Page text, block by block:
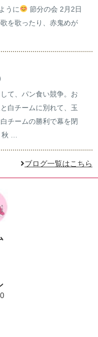
うに
節分の会 2月2日
を歌ったり、赤鬼めが
て、パン食い競争。お
白チームに別れて、玉
チームの勝利で幕を閉
秋 …
ブログ一覧はこちら